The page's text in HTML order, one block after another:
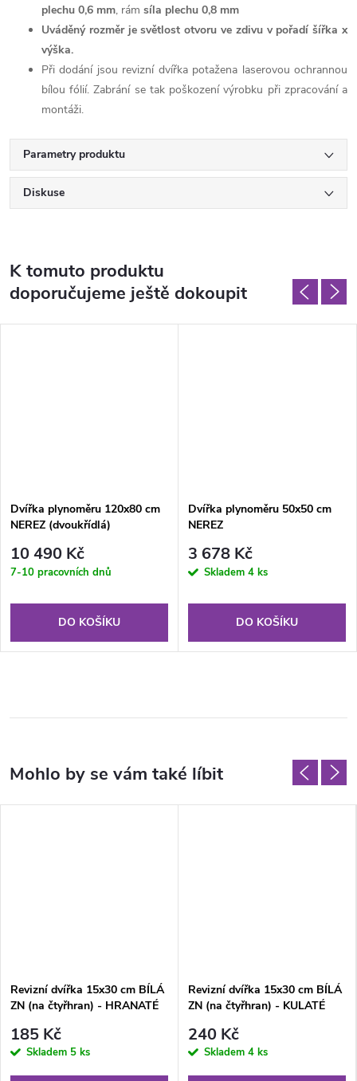
plechu 0,6 mm, rám síla plechu 0,8 mm
Uváděný rozměr je světlost otvoru ve zdivu v pořadí šířka x
výška.
Při dodání jsou revizní dvířka potažena laserovou ochrannou
bílou fólií. Zabrání se tak poškození výrobku při zpracování a
montáži.
Parametry produktu
Diskuse
K tomuto produktu
doporučujeme ještě dokoupit
Dvířka plynoměru 120x80 cm
NEREZ (dvoukřídlá)
10 490 Kč
7-10 pracovních dnů
DO KOŠÍKU
Dvířka plynoměru 50x50 cm
NEREZ
3 678 Kč
Skladem 4 ks
DO KOŠÍKU
Revizní dvířka 15x30 cm BÍLÁ
ZN (na čtyřhran) - HRANATÉ
185 Kč
Skladem 5 ks
Revizní dvířka 15x30 cm BÍLÁ
ZN (na čtyřhran) - KULATÉ
240 Kč
Skladem 4 ks